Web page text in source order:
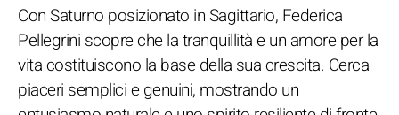
Con Saturno posizionato in Sagittario, Federica
Pellegrini scopre che la tranquillità e un amore per la
vita costituiscono la base della sua crescita. Cerca
piaceri semplici e genuini, mostrando un